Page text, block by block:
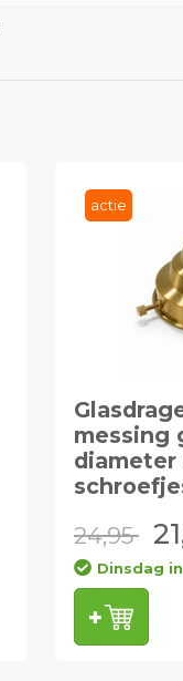
actie
messing
diameter
24,95
Dinsdag